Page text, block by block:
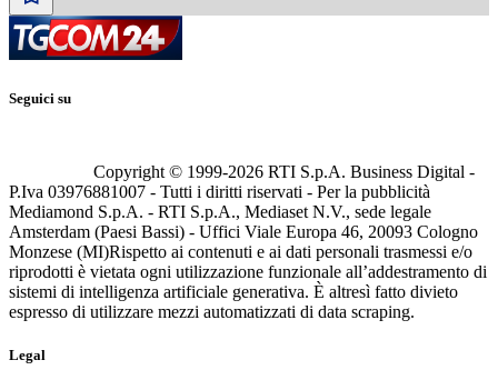
Seguici su
Copyright © 1999-2026 RTI S.p.A. Business Digital -
P.Iva 03976881007 - Tutti i diritti riservati - Per la pubblicità
Mediamond S.p.A. - RTI S.p.A., Mediaset N.V., sede legale
Amsterdam (Paesi Bassi) - Uffici Viale Europa 46, 20093 Cologno
Monzese (MI)Rispetto ai contenuti e ai dati personali trasmessi e/o
riprodotti è vietata ogni utilizzazione funzionale all’addestramento di
sistemi di intelligenza artificiale generativa. È altresì fatto divieto
espresso di utilizzare mezzi automatizzati di data scraping.
Legal